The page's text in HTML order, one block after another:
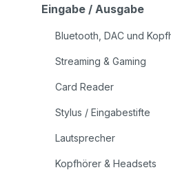
Eingabe / Ausgabe
Bluetooth, DAC und
Streaming & Gaming
Card Reader
Stylus / Eingabestifte
Lautsprecher
Kopfhörer & Headsets